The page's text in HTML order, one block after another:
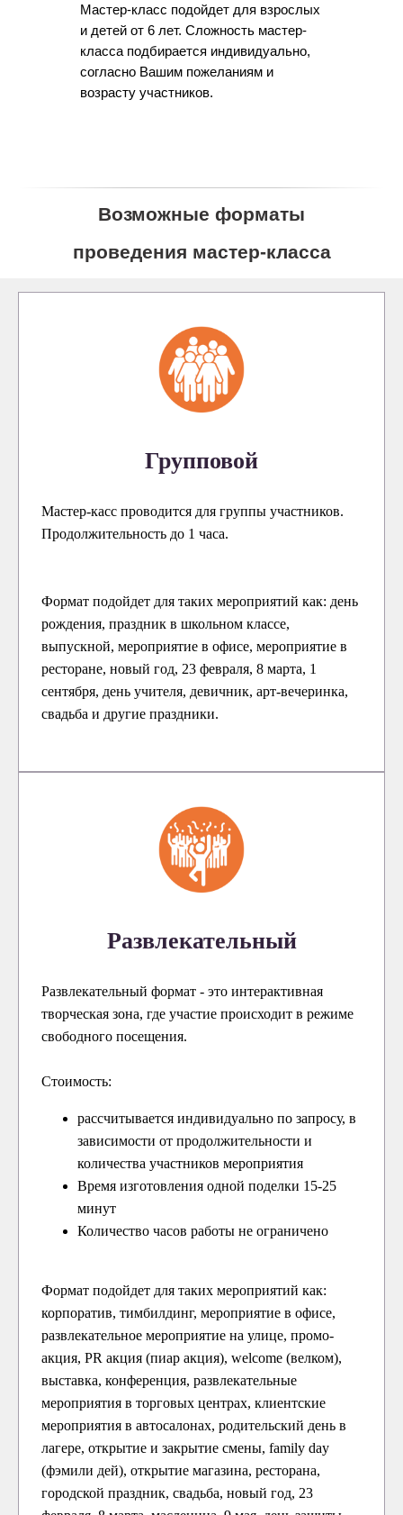
Мастер-класс подойдет для взрослых
и детей от 6 лет. Сложность мастер-
класса подбирается индивидуально,
согласно Вашим пожеланиям и
возрасту участников.
Возможные форматы
проведения мастер-класса
Групповой
Мастер-касс проводится для группы участников.
Продолжительность до 1 часа.
Формат подойдет для таких мероприятий как: день
рождения, праздник в школьном классе,
выпускной, мероприятие в офисе, мероприятие в
ресторане, новый год, 23 февраля, 8 марта, 1
сентября, день учителя, девичник, арт-вечеринка,
свадьба и другие праздники.
Развлекательный
Развлекательный формат - это интерактивная
творческая зона, где участие происходит в режиме
свободного посещения.
Стоимость:
рассчитывается индивидуально по запросу, в
зависимости от продолжительности и
количества участников мероприятия
Время изготовления одной поделки 15-25
минут
Количество часов работы не ограничено
Формат подойдет для таких мероприятий как:
корпоратив, тимбилдинг, мероприятие в офисе,
развлекательное мероприятие на улице, промо-
акция, PR акция (пиар акция), welcome (велком),
выставка, конференция, развлекательные
мероприятия в торговых центрах, клиентские
мероприятия в автосалонах, родительский день в
лагере, открытие и закрытие смены, family day
(фэмили дей), открытие магазина, ресторана,
городской праздник, свадьба, новый год, 23